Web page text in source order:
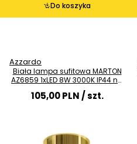
Do koszyka
Azzardo
Biała lampa sufitowa MARTON
AZ6859 1xLED 8W 3000K IP44 na
105,00 PLN / szt.